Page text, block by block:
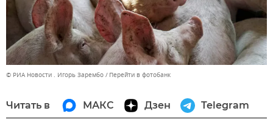
© РИА Новости . Игорь Зарембо Перейти в фотобанк
Читать в МАКС Дзен Telegram